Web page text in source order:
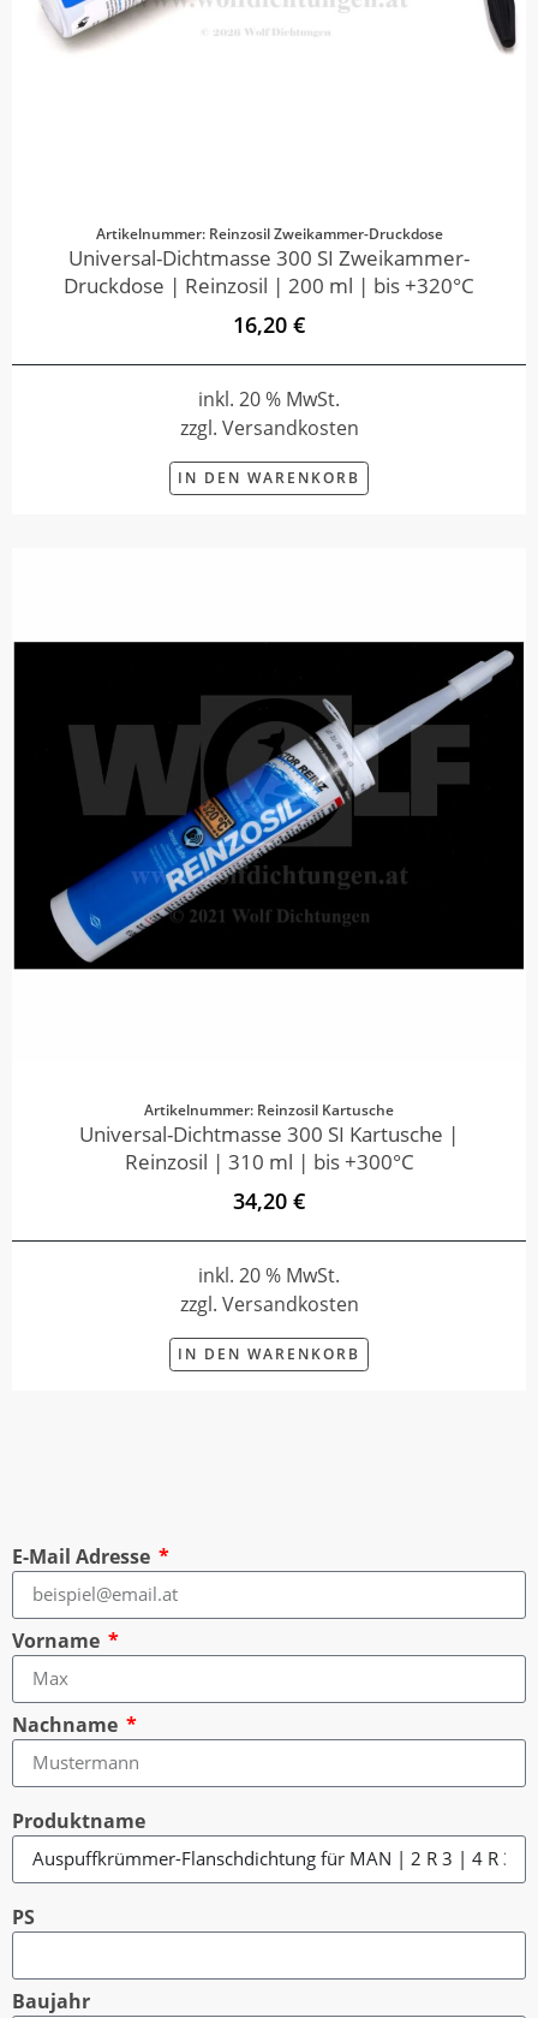
Artikelnummer: Reinzosil Zweikammer-Druckdose
Universal-Dichtmasse 300 SI Zweikammer-
Druckdose | Reinzosil | 200 ml | bis +320°C
16,20 €
inkl. 20 % MwSt.
zzgl. Versandkosten
IN DEN WARENKORB
Artikelnummer: Reinzosil Kartusche
Universal-Dichtmasse 300 SI Kartusche |
Reinzosil | 310 ml | bis +300°C
34,20 €
inkl. 20 % MwSt.
zzgl. Versandkosten
IN DEN WARENKORB
E-Mail Adresse
Vorname
Nachname
Produktname
PS
Baujahr